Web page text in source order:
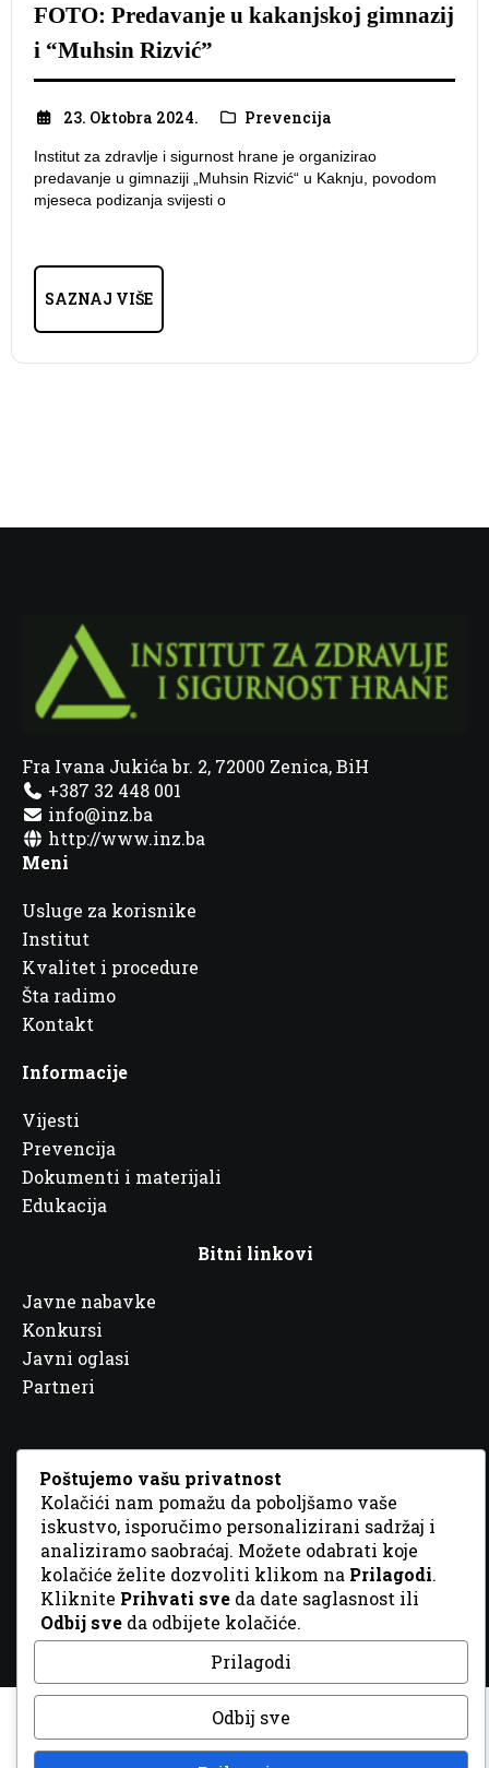
FOTO: Predavanje u kakanjskoj gimnazij
i “Muhsin Rizvić”
23. Oktobra 2024. Prevencija
Institut za zdravlje i sigurnost hrane je organizirao
predavanje u gimnaziji „Muhsin Rizvić“ u Kaknju, povodom
mjeseca podizanja svijesti o
SAZNAJ VIŠE
Fra Ivana Jukića br. 2, 72000 Zenica, BiH
+387 32 448 001
info@inz.ba
http://www.inz.ba
Meni
Usluge za korisnike
Institut
Kvalitet i procedure
Šta radimo
Kontakt
Informacije
Vijesti
Prevencija
Dokumenti i materijali
Edukacija
Bitni linkovi
Javne nabavke
Konkursi
Javni oglasi
Partneri
© 2026 Sva prava zadržana. DizajnGordonDM
Poštujemo vašu privatnost
Kolačići nam pomažu da poboljšamo vaše
iskustvo, isporučimo personalizirani sadržaj i
analiziramo saobraćaj. Možete odabrati koje
kolačiće želite dozvoliti klikom na Prilagodi.
Kliknite Prihvati sve da date saglasnost ili
Odbij sve da odbijete kolačiće.
Prilagodi
Odbij sve